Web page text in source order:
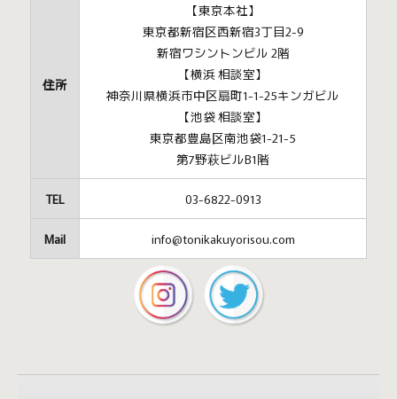
住所
【東京本社】
東京都新宿区西新宿3丁目2-9
新宿ワシントンビル 2階
【横浜 相談室】
神奈川県横浜市中区扇町1-1-25キンガビル
【池袋 相談室】
東京都豊島区南池袋1-21-5
第7野萩ビルB1階
TEL 03-6822-0913
Mail info@tonikakuyorisou.com